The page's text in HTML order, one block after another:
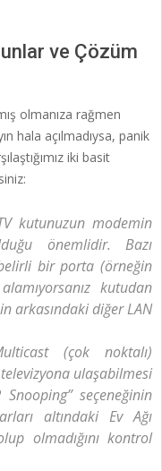
ve Çözüm
olmanıza rağmen
hala açılmadıysa, panik
iki basit
kutunuzun modemin
önemlidir. Bazı
bir porta (örneğin
kutudan
arkasındaki diğer LAN
(çok noktalı)
televizyona ulaşabilmesi
seçeneğinin
altındaki Ev Ağı
olmadığını kontrol